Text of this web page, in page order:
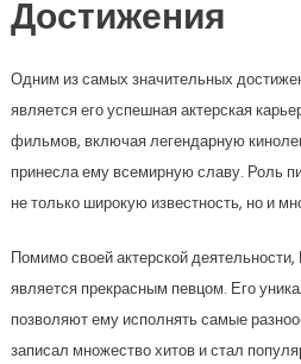
Достижения
Одним из самых значительных
является его успешная актерская
фильмов, включая легендарную
принесла ему всемирную славу. Роль
не только широкую известность, но и
Помимо своей актерской
является прекрасным певцом. Его
позволяют ему исполнять самые
записал множество хитов и стал